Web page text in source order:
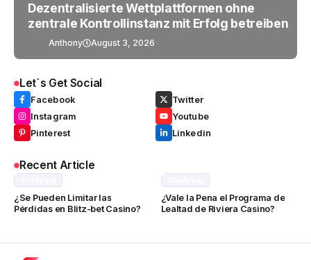
Dezentralisierte Wettplattformen ohne
zentrale Kontrollinstanz mit Erfolg betreiben
Anthony August 3, 2026
Let`s Get Social
Facebook
Twitter
Instagram
Youtube
Pinterest
Linkedin
Recent Article
¿Se Pueden Limitar las
Pérdidas en Blitz-bet Casino?
¿Vale la Pena el Programa de
Lealtad de Riviera Casino?